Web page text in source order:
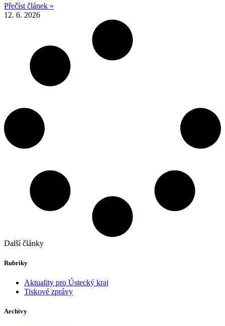
Přečíst článek »
12. 6. 2026
Další články
Rubriky
Aktuality pro Ústecký kraj
Tiskové zprávy
Archivy